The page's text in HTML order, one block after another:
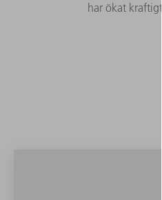
har ökat kraftigt.